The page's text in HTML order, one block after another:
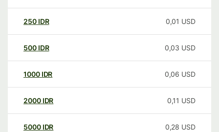
250 IDR 0,01 USD
500 IDR 0,03 USD
1000 IDR 0,06 USD
2000 IDR 0,11 USD
5000 IDR 0,28 USD